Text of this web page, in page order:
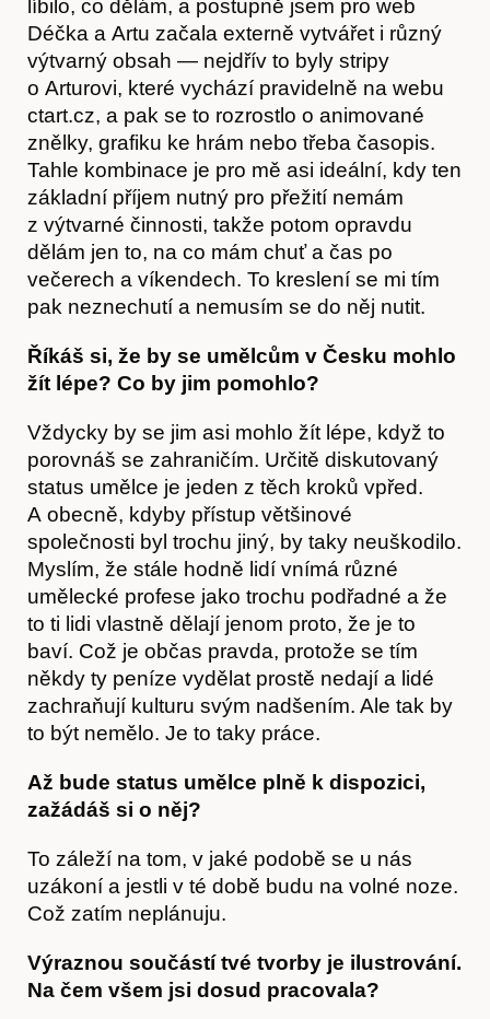
Hostcast
Akce
líbilo, co dělám, a postupně jsem pro web
Déčka a Artu začala externě vytvářet i různý
výtvarný obsah — nejdřív to byly stripy
o Arturovi, které vychází pravidelně na webu
ctart.cz, a pak se to rozrostlo o animované
znělky, grafiku ke hrám nebo třeba časopis.
Tahle kombinace je pro mě asi ideální, kdy ten
základní příjem nutný pro přežití nemám
z výtvarné činnosti, takže potom opravdu
dělám jen to, na co mám chuť a čas po
večerech a víkendech. To kreslení se mi tím
pak neznechutí a nemusím se do něj nutit.
Říkáš si, že by se umělcům v Česku mohlo
žít lépe? Co by jim pomohlo?
Vždycky by se jim asi mohlo žít lépe, když to
porovnáš se zahraničím. Určitě diskutovaný
status umělce je jeden z těch kroků vpřed.
A obecně, kdyby přístup většinové
společnosti byl trochu jiný, by taky neuškodilo.
Myslím, že stále hodně lidí vnímá různé
umělecké profese jako trochu podřadné a že
to ti lidi vlastně dělají jenom proto, že je to
baví. Což je občas pravda, protože se tím
někdy ty peníze vydělat prostě nedají a lidé
zachraňují kulturu svým nadšením. Ale tak by
to být nemělo. Je to taky práce.
Až bude status umělce plně k dispozici,
zažádáš si o něj?
To záleží na tom, v jaké podobě se u nás
uzákoní a jestli v té době budu na volné noze.
Což zatím neplánuju.
Výraznou součástí tvé tvorby je ilustrování.
Na čem všem jsi dosud pracovala?